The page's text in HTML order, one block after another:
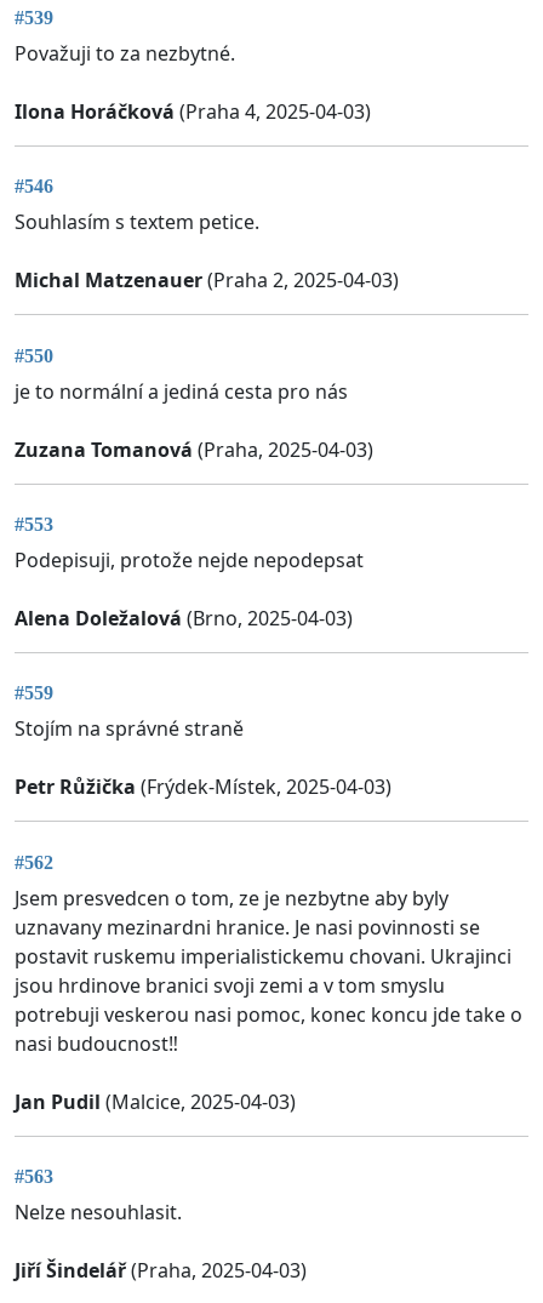
#539
Považuji to za nezbytné.
Ilona Horáčková (Praha 4, 2025-04-03)
#546
Souhlasím s textem petice.
Michal Matzenauer(Praha 2, 2025-04-03)
#550
je to normální a jediná cesta pro nás
Zuzana Tomanová (Praha, 2025-04-03)
#553
Podepisuji, protože nejde nepodepsat
Alena Doležalová (Brno, 2025-04-03)
#559
Stojím na správné straně
Petr Růžička (Frýdek-Místek, 2025-04-03)
#562
Jsem presvedcen o tom, ze je nezbytne aby byly
uznavany mezinardni hranice. Je nasi povinnosti se
postavit ruskemu imperialistickemu chovani. Ukrajinci
jsou hrdinove branici svoji zemi a v tom smyslu
potrebuji veskerou nasi pomoc, konec koncu jde take o
nasi budoucnost‼️
Jan Pudil (Malcice, 2025-04-03)
#563
Nelze nesouhlasit.
Jiří Šindelář(Praha, 2025-04-03)